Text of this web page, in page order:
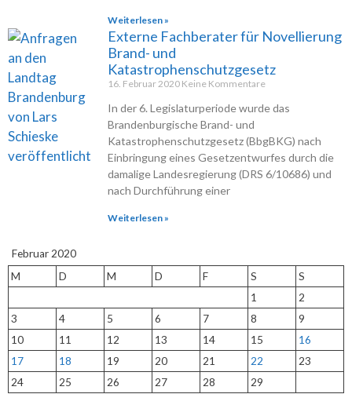
Weiterlesen »
Externe Fachberater für Novellierung
Brand- und
Katastrophenschutzgesetz
16. Februar 2020 Keine Kommentare
In der 6. Legislaturperiode wurde das
Brandenburgische Brand- und
Katastrophenschutzgesetz (BbgBKG) nach
Einbringung eines Gesetzentwurfes durch die
damalige Landesregierung (DRS 6/10686) und
nach Durchführung einer
Weiterlesen »
Februar 2020
M
D M D F S
S
1
2
3
4 5 6 7 8
9
10
11 12 13 14 15
16
17
18 19 20 21 22
23
24
25 26 27 28 29